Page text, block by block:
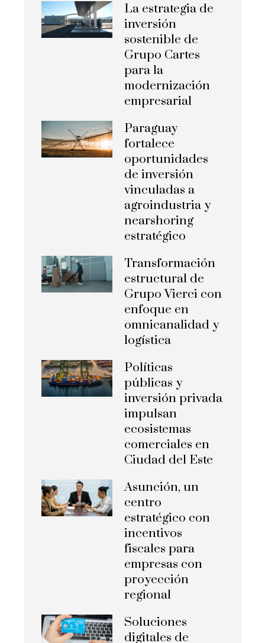
La estrategia de
inversión
sostenible de
Grupo Cartes
para la
modernización
empresarial
Paraguay
fortalece
oportunidades
de inversión
vinculadas a
agroindustria y
nearshoring
estratégico
Transformación
estructural de
Grupo Vierci con
enfoque en
omnicanalidad y
logística
Políticas
públicas y
inversión privada
impulsan
ecosistemas
comerciales en
Ciudad del Este
Asunción, un
centro
estratégico con
incentivos
fiscales para
empresas con
proyección
regional
Soluciones
digitales de